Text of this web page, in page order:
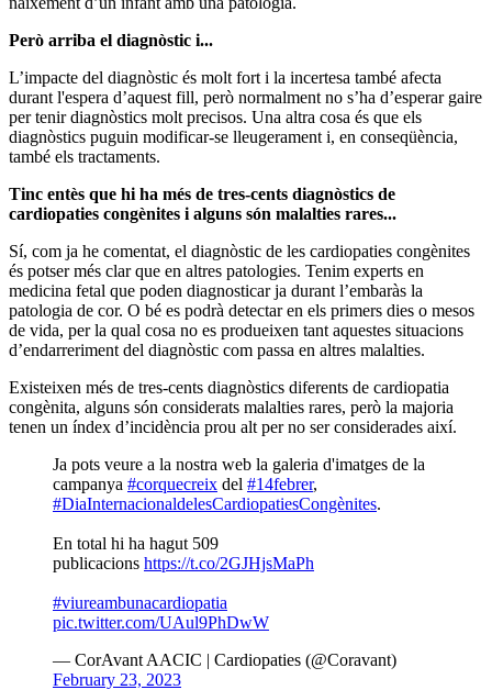
Però arriba el diagnòstic i...
L’impacte del diagnòstic és molt fort i la incertesa també afecta
durant l'espera d’aquest fill, però normalment no s’ha d’esperar gaire
per tenir diagnòstics molt precisos. Una altra cosa és que els
diagnòstics puguin modificar-se lleugerament i, en conseqüència,
també els tractaments.
Tinc entès que hi ha més de tres-cents diagnòstics de
cardiopaties congènites i alguns són malalties rares...
Sí, com ja he comentat, el diagnòstic de les cardiopaties congènites
és potser més clar que en altres patologies. Tenim experts en
medicina fetal que poden diagnosticar ja durant l’embaràs la
patologia de cor. O bé es podrà detectar en els primers dies o mesos
de vida, per la qual cosa no es produeixen tant aquestes situacions
d’endarreriment del diagnòstic com passa en altres malalties.
Existeixen més de tres-cents diagnòstics diferents de cardiopatia
congènita, alguns són considerats malalties rares, però la majoria
tenen un índex d’incidència prou alt per no ser considerades així.
Ja pots veure a la nostra web la galeria d'imatges de la
campanya #corquecreix del #14febrer,
#DiaInternacionaldelesCardiopatiesCongènites.⁣
En total⁣ hi ha hagut 509
publicacions https://t.co/2GJHjsMaPh
#viureambunacardiopatia
pic.twitter.com/UAul9PhDwW
— CorAvant AACIC | Cardiopaties (@Coravant)
February 23, 2023